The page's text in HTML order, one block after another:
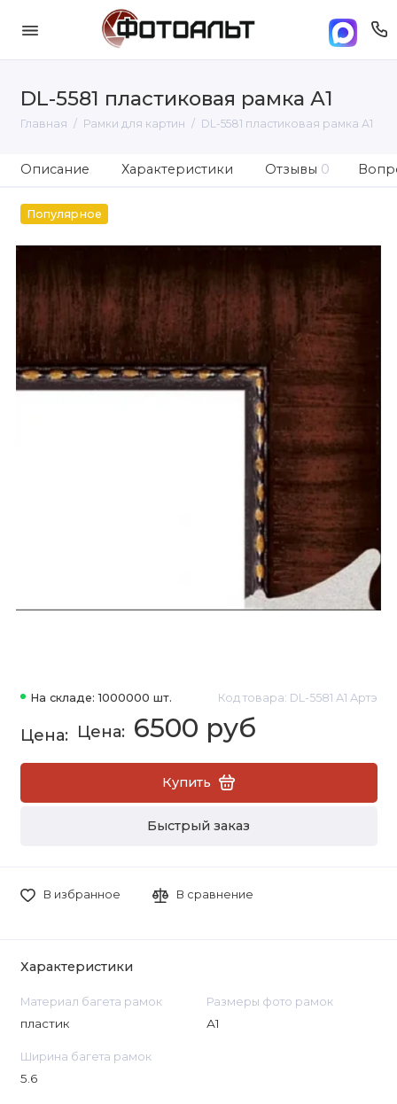
DL-5581 пластиковая рамка А1
Главная Рамки для картин DL-5581 пластиковая рамка А1
Описание Характеристики Отзывы 0
Популярное
На складе: 1000000 шт. Код товара: DL-5581 А1 Артэ
6500 руб
Купить
Быстрый заказ
В избранное В сравнение
Характеристики
Материал багета рамок
пластик
Размеры фото рамок
А1
Ширина багета рамок
5.6